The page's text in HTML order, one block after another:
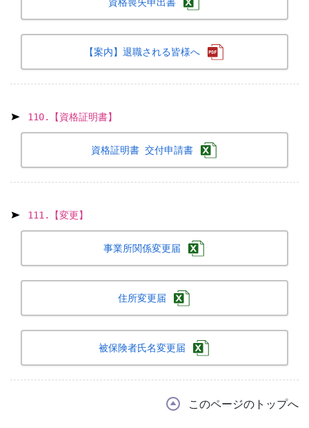
【案内】退職される皆様へ
110.【資格証明書】
資格証明書 交付申請書
111.【変更】
事業所関係変更届
住所変更届
被保険者氏名変更届
このページのトップへ